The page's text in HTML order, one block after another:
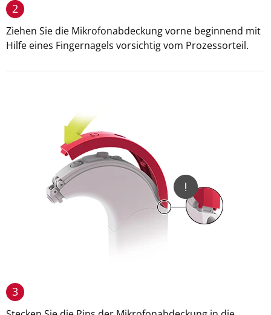
2
Ziehen Sie die Mikrofonabdeckung vorne beginnend mit
Hilfe eines Fingernagels vorsichtig vom Prozessorteil.
3